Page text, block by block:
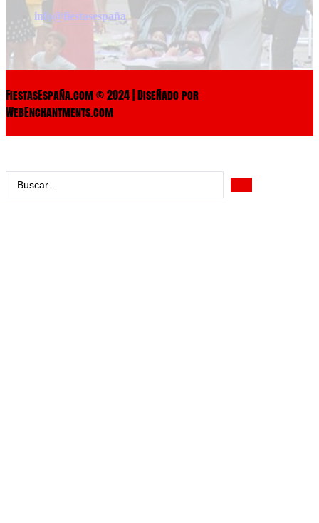
info@fiestasespaña
FiestasEspaña.com © 2024 | Diseñado por
WebEnchantments.com